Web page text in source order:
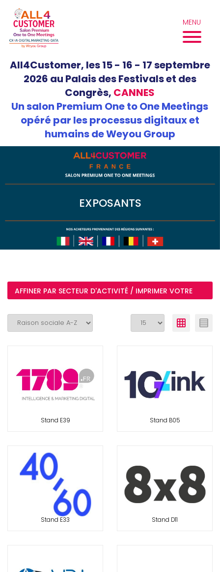
contenu
All4Customer, les 15 - 16 - 17 septembre
2026 au Palais des Festivals et des
Congrès, CANNES
Un salon Premium One to One Meetings
opéré par les processus digitaux et
humains de Weyou Group
MENU
EXPOSANTS
AFFINER PAR SECTEUR D'ACTIVITÉ / IMPRIMER VOTRE
Stand E39 Stand B05
Stand E33 Stand D11